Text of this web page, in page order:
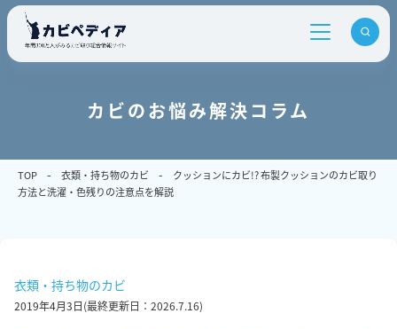
カビのお悩み解決コラム
TOP 衣類・持ち物のカビ
クッションにカビ!? 布製クッションのカビ取り
方法と洗濯・色残りの注意点を解説
衣類・持ち物のカビ
2019年4月3日(最終更新日： 2026.7.16)